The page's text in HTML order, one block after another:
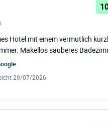
Hotel mit einem vermutlich
Makellos sauberes
29/07/2026